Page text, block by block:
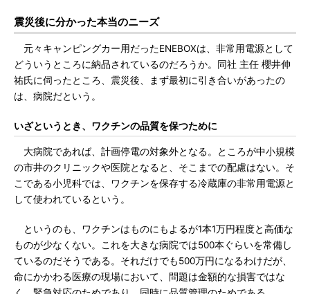
震災後に分かった本当のニーズ
元々キャンピングカー用だったENEBOXは、非常用電源として
どういうところに納品されているのだろうか。同社 主任 櫻井伸
祐氏に伺ったところ、震災後、まず最初に引き合いがあったの
は、病院だという。
いざというとき、ワクチンの品質を保つために
大病院であれば、計画停電の対象外となる。ところが中小規模
の市井のクリニックや医院となると、そこまでの配慮はない。そ
こである小児科では、ワクチンを保存する冷蔵庫の非常用電源と
して使われているという。
というのも、ワクチンはものにもよるが1本1万円程度と高価な
ものが少なくない。これを大きな病院では500本ぐらいを常備し
ているのだそうである。それだけでも500万円になるわけだが、
命にかかわる医療の現場において、問題は金額的な損害ではな